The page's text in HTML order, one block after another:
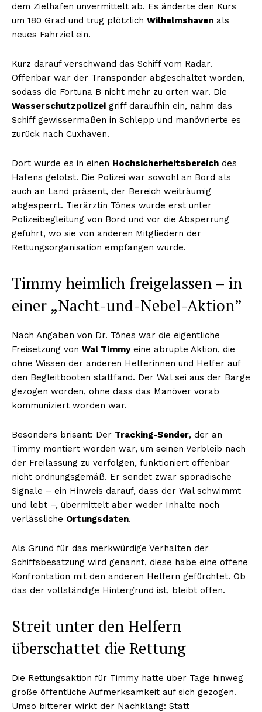
dem Zielhafen unvermittelt ab. Es änderte den Kurs
um 180 Grad und trug plötzlich Wilhelmshaven als
neues Fahrziel ein.
Kurz darauf verschwand das Schiff vom Radar.
Offenbar war der Transponder abgeschaltet worden,
sodass die Fortuna B nicht mehr zu orten war. Die
Wasserschutzpolizei griff daraufhin ein, nahm das
Schiff gewissermaßen in Schlepp und manövrierte es
zurück nach Cuxhaven.
Dort wurde es in einen Hochsicherheitsbereich des
Hafens gelotst. Die Polizei war sowohl an Bord als
auch an Land präsent, der Bereich weiträumig
abgesperrt. Tierärztin Tönes wurde erst unter
Polizeibegleitung von Bord und vor die Absperrung
geführt, wo sie von anderen Mitgliedern der
Rettungsorganisation empfangen wurde.
Timmy heimlich freigelassen – in
einer „Nacht-und-Nebel-Aktion”
Nach Angaben von Dr. Tönes war die eigentliche
Freisetzung von Wal Timmyeine abrupte Aktion, die
ohne Wissen der anderen Helferinnen und Helfer auf
den Begleitbooten stattfand. Der Wal sei aus der Barge
gezogen worden, ohne dass das Manöver vorab
kommuniziert worden war.
Besonders brisant: Der Tracking-Sender, der an
Timmy montiert worden war, um seinen Verbleib nach
der Freilassung zu verfolgen, funktioniert offenbar
nicht ordnungsgemäß. Er sendet zwar sporadische
Signale – ein Hinweis darauf, dass der Wal schwimmt
und lebt –, übermittelt aber weder Inhalte noch
verlässliche Ortungsdaten.
Als Grund für das merkwürdige Verhalten der
Schiffsbesatzung wird genannt, diese habe eine offene
Konfrontation mit den anderen Helfern gefürchtet. Ob
das der vollständige Hintergrund ist, bleibt offen.
Streit unter den Helfern
überschattet die Rettung
Die Rettungsaktion für Timmy hatte über Tage hinweg
große öffentliche Aufmerksamkeit auf sich gezogen.
Umso bitterer wirkt der Nachklang: Statt